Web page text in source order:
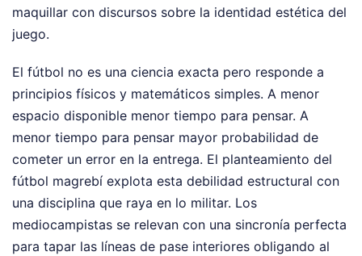
maquillar con discursos sobre la identidad estética del
juego.
El fútbol no es una ciencia exacta pero responde a
principios físicos y matemáticos simples. A menor
espacio disponible menor tiempo para pensar. A
menor tiempo para pensar mayor probabilidad de
cometer un error en la entrega. El planteamiento del
fútbol magrebí explota esta debilidad estructural con
una disciplina que raya en lo militar. Los
mediocampistas se relevan con una sincronía perfecta
para tapar las líneas de pase interiores obligando al